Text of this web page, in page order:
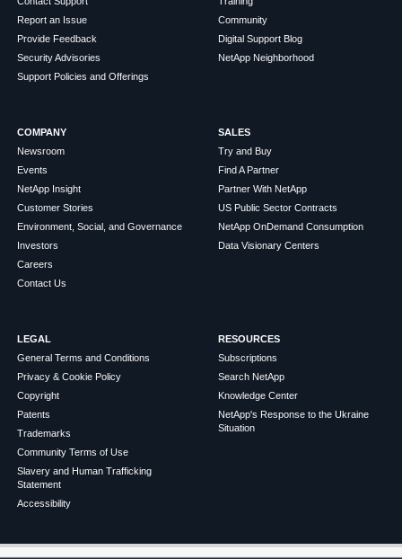
Report an Issue
Provide Feedback
Security Advisories
Support Policies and Offerings
Community
Digital Support Blog
NetApp Neighborhood
COMPANY
Newsroom
Events
NetApp Insight
Customer Stories
Environment, Social, and Governance
Investors
Careers
Contact Us
SALES
Try and Buy
Find A Partner
Partner With NetApp
US Public Sector Contracts
NetApp OnDemand Consumption
Data Visionary Centers
LEGAL
General Terms and Conditions
Privacy & Cookie Policy
Copyright
Patents
Trademarks
Community Terms of Use
Slavery and Human Trafficking
Statement
Accessibility
RESOURCES
Subscriptions
Search NetApp
Knowledge Center
NetApp's Response to the Ukraine
Situation